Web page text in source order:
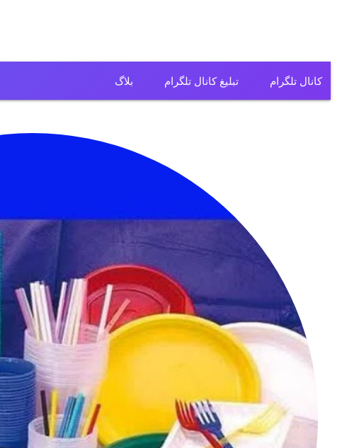
کانال تلگرام
کانال تلگرام ریمیکس
کانال تلگرام لباس
کانال تلگرام تولیدی
کانال تلگرام فروشگاه
کانال تلگرام عمده
تبلیغ کانال تلگرام بلاگ